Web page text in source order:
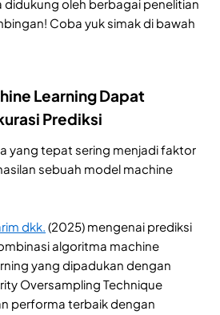
didukung oleh berbagai penelitian
Coba yuk simak di bawah
Learning Dapat
Prediksi
yang tepat sering menjadi faktor
sebuah model machine
dkk. (2025) mengenai prediksi
algoritma machine
yang dipadukan dengan
Oversampling Technique
performa terbaik dengan